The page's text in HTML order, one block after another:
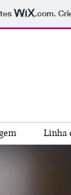
.com.
Linha